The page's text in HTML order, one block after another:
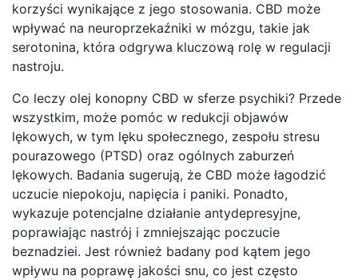
korzyści wynikające z jego stosowania. CBD może
wpływać na neuroprzekaźniki w mózgu, takie jak
serotonina, która odgrywa kluczową rolę w regulacji
nastroju.
Co leczy olej konopny CBD w sferze psychiki? Przede
wszystkim, może pomóc w redukcji objawów
lękowych, w tym lęku społecznego, zespołu stresu
pourazowego (PTSD) oraz ogólnych zaburzeń
lękowych. Badania sugerują, że CBD może łagodzić
uczucie niepokoju, napięcia i paniki. Ponadto,
wykazuje potencjalne działanie antydepresyjne,
poprawiając nastrój i zmniejszając poczucie
beznadziei. Jest również badany pod kątem jego
wpływu na poprawę jakości snu, co jest często